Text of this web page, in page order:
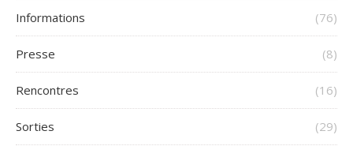
Informations (76)
Presse (8)
Rencontres (16)
Sorties (29)